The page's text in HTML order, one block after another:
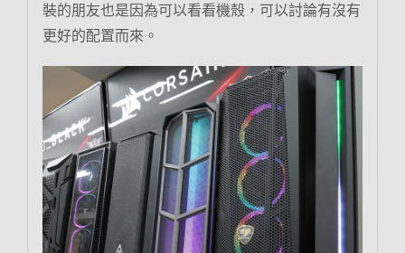
裝的朋友也是因為可以看看機殼，可以討論有沒有
更好的配置而來。